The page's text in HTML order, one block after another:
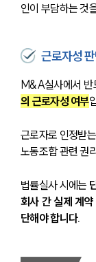
인이 부담하는 것
근로자성
M&A실사에서 반
의 근로자성 여부
근로자로 인정받
노동조합 관련 권
법률실사 시에는
회사 간 실제 계
단해야 합니다.